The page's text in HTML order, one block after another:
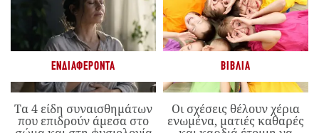
ΕΝΔΙΑΦΈΡΟΝΤΑ
Τα 4 είδη συναισθημάτων
που επιδρούν άμεσα στο
ΒΙΒΛΊΑ
Οι σχέσεις θέλουν χέρια
ενωμένα, ματιές καθαρές